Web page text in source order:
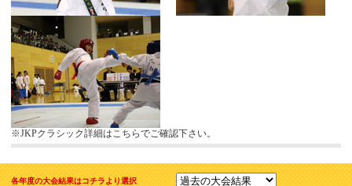
※JKPクラシック詳細はこちらでご確認下さい。
各年度の大会結果はコチラより選択